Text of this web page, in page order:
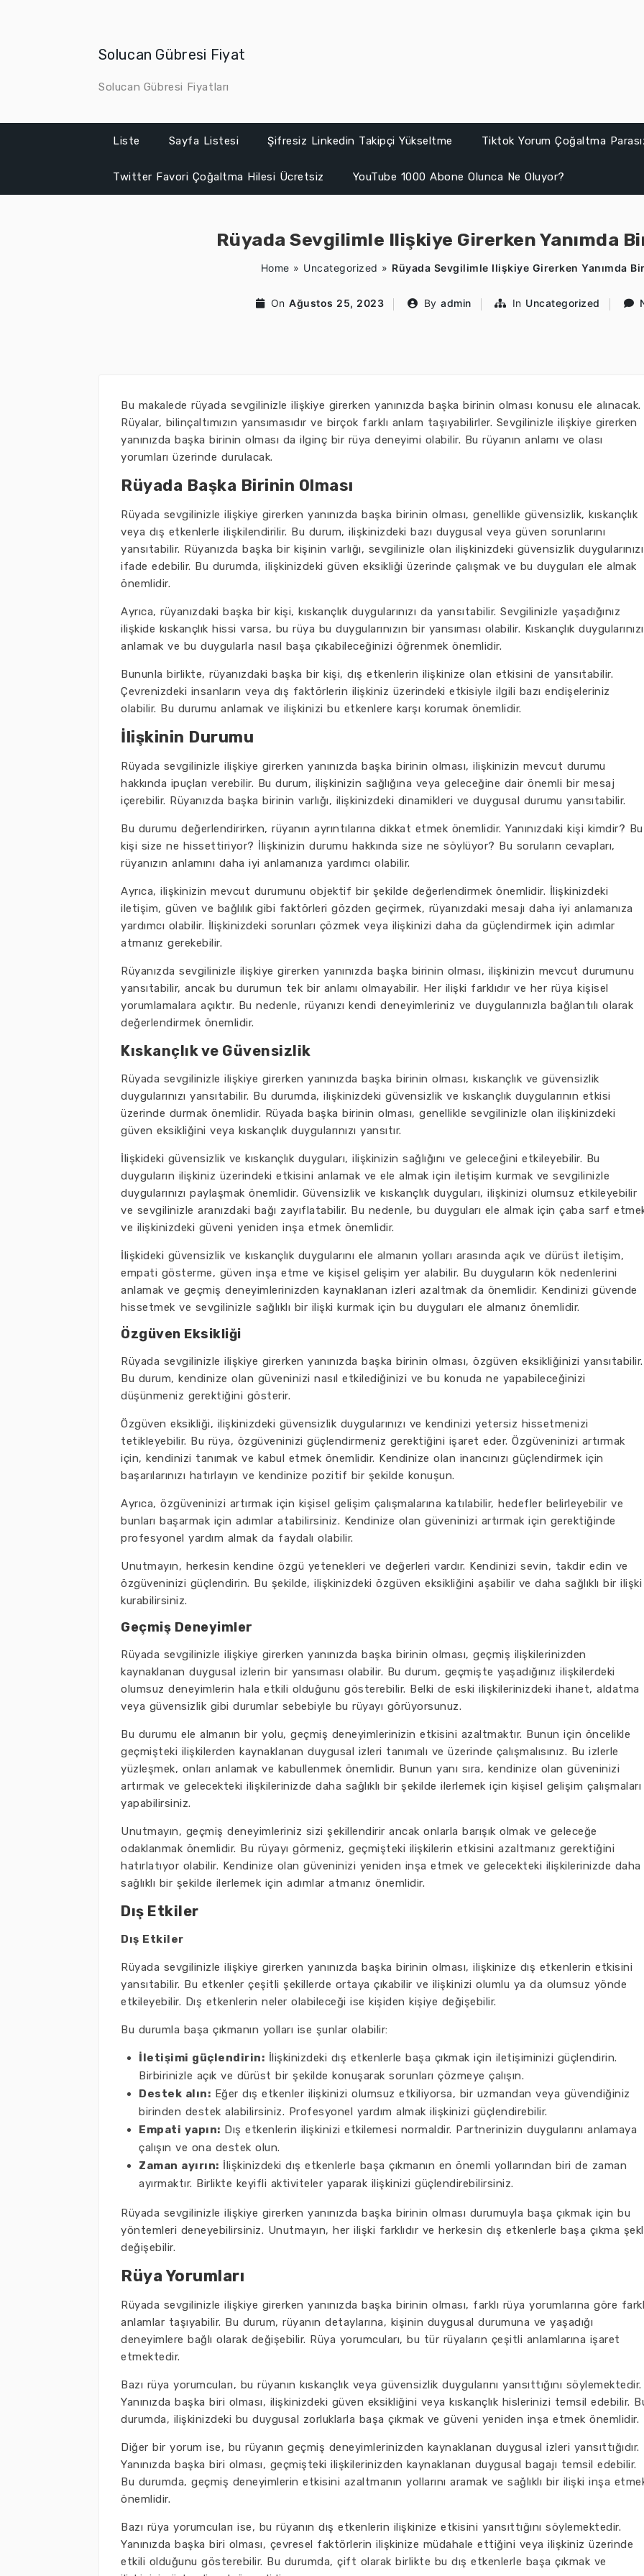
Solucan Gübresi Fiyat
Solucan Gübresi Fiyatları
Liste Sayfa Listesi Şifresiz Linkedin Takipçi Yükseltme Tiktok Yorum Çoğaltma
Twitter Favori Çoğaltma Hilesi Ücretsiz YouTube 1000 Abone Olunca Ne Oluyor?
Rüyada Sevgilimle Ilişkiye Girerken Yanımda
Home » Uncategorized » Rüyada Sevgilimle Ilişkiye Girerken Yanımda
On Ağustos 25, 2023 By admin In Uncategorized
Bu makalede rüyada sevgilinizle ilişkiye girerken yanınızda başka birinin olması konusu ele alınacak.
Rüyalar, bilinçaltımızın yansımasıdır ve birçok farklı anlam taşıyabilirler. Sevgilinizle ilişkiye girerken
yanınızda başka birinin olması da ilginç bir rüya deneyimi olabilir. Bu rüyanın anlamı ve olası
yorumları üzerinde durulacak.
Rüyada Başka Birinin Olması
Rüyada sevgilinizle ilişkiye girerken yanınızda başka birinin olması, genellikle güvensizlik, kıskançlık
veya dış etkenlerle ilişkilendirilir. Bu durum, ilişkinizdeki bazı duygusal veya güven sorunlarını
yansıtabilir. Rüyanızda başka bir kişinin varlığı, sevgilinizle olan ilişkinizdeki güvensizlik duygularınızı
ifade edebilir. Bu durumda, ilişkinizdeki güven eksikliği üzerinde çalışmak ve bu duyguları ele almak
önemlidir.
Ayrıca, rüyanızdaki başka bir kişi, kıskançlık duygularınızı da yansıtabilir. Sevgilinizle yaşadığınız
ilişkide kıskançlık hissi varsa, bu rüya bu duygularınızın bir yansıması olabilir. Kıskançlık duygularınızı
anlamak ve bu duygularla nasıl başa çıkabileceğinizi öğrenmek önemlidir.
Bununla birlikte, rüyanızdaki başka bir kişi, dış etkenlerin ilişkinize olan etkisini de yansıtabilir.
Çevrenizdeki insanların veya dış faktörlerin ilişkiniz üzerindeki etkisiyle ilgili bazı endişeleriniz
olabilir. Bu durumu anlamak ve ilişkinizi bu etkenlere karşı korumak önemlidir.
İlişkinin Durumu
Rüyada sevgilinizle ilişkiye girerken yanınızda başka birinin olması, ilişkinizin mevcut durumu
hakkında ipuçları verebilir. Bu durum, ilişkinizin sağlığına veya geleceğine dair önemli bir mesaj
içerebilir. Rüyanızda başka birinin varlığı, ilişkinizdeki dinamikleri ve duygusal durumu yansıtabilir.
Bu durumu değerlendirirken, rüyanın ayrıntılarına dikkat etmek önemlidir. Yanınızdaki kişi kimdir? Bu
kişi size ne hissettiriyor? İlişkinizin durumu hakkında size ne söylüyor? Bu soruların cevapları,
rüyanızın anlamını daha iyi anlamanıza yardımcı olabilir.
Ayrıca, ilişkinizin mevcut durumunu objektif bir şekilde değerlendirmek önemlidir. İlişkinizdeki
iletişim, güven ve bağlılık gibi faktörleri gözden geçirmek, rüyanızdaki mesajı daha iyi anlamanıza
yardımcı olabilir. İlişkinizdeki sorunları çözmek veya ilişkinizi daha da güçlendirmek için adımlar
atmanız gerekebilir.
Rüyanızda sevgilinizle ilişkiye girerken yanınızda başka birinin olması, ilişkinizin mevcut durumunu
yansıtabilir, ancak bu durumun tek bir anlamı olmayabilir. Her ilişki farklıdır ve her rüya kişisel
yorumlamalara açıktır. Bu nedenle, rüyanızı kendi deneyimleriniz ve duygularınızla bağlantılı olarak
değerlendirmek önemlidir.
Kıskançlık ve Güvensizlik
Rüyada sevgilinizle ilişkiye girerken yanınızda başka birinin olması, kıskançlık ve güvensizlik
duygularınızı yansıtabilir. Bu durumda, ilişkinizdeki güvensizlik ve kıskançlık duygularının etkisi
üzerinde durmak önemlidir. Rüyada başka birinin olması, genellikle sevgilinizle olan ilişkinizdeki
güven eksikliğini veya kıskançlık duygularınızı yansıtır.
İlişkideki güvensizlik ve kıskançlık duyguları, ilişkinizin sağlığını ve geleceğini etkileyebilir. Bu
duyguların ilişkiniz üzerindeki etkisini anlamak ve ele almak için iletişim kurmak ve sevgilinizle
duygularınızı paylaşmak önemlidir. Güvensizlik ve kıskançlık duyguları, ilişkinizi olumsuz etkileyebilir
ve sevgilinizle aranızdaki bağı zayıflatabilir. Bu nedenle, bu duyguları ele almak için çaba sarf
ve ilişkinizdeki güveni yeniden inşa etmek önemlidir.
İlişkideki güvensizlik ve kıskançlık duygularını ele almanın yolları arasında açık ve dürüst iletişim,
empati gösterme, güven inşa etme ve kişisel gelişim yer alabilir. Bu duyguların kök nedenlerini
anlamak ve geçmiş deneyimlerinizden kaynaklanan izleri azaltmak da önemlidir. Kendinizi güvende
hissetmek ve sevgilinizle sağlıklı bir ilişki kurmak için bu duyguları ele almanız önemlidir.
Özgüven Eksikliği
Rüyada sevgilinizle ilişkiye girerken yanınızda başka birinin olması, özgüven eksikliğinizi yansıtabilir.
Bu durum, kendinize olan güveninizi nasıl etkilediğinizi ve bu konuda ne yapabileceğinizi
düşünmeniz gerektiğini gösterir.
Özgüven eksikliği, ilişkinizdeki güvensizlik duygularınızı ve kendinizi yetersiz hissetmenizi
tetikleyebilir. Bu rüya, özgüveninizi güçlendirmeniz gerektiğini işaret eder. Özgüveninizi artırmak
için, kendinizi tanımak ve kabul etmek önemlidir. Kendinize olan inancınızı güçlendirmek için
başarılarınızı hatırlayın ve kendinize pozitif bir şekilde konuşun.
Ayrıca, özgüveninizi artırmak için kişisel gelişim çalışmalarına katılabilir, hedefler belirleyebilir ve
bunları başarmak için adımlar atabilirsiniz. Kendinize olan güveninizi artırmak için gerektiğinde
profesyonel yardım almak da faydalı olabilir.
Unutmayın, herkesin kendine özgü yetenekleri ve değerleri vardır. Kendinizi sevin, takdir edin ve
özgüveninizi güçlendirin. Bu şekilde, ilişkinizdeki özgüven eksikliğini aşabilir ve daha sağlıklı bir ilişki
kurabilirsiniz.
Geçmiş Deneyimler
Rüyada sevgilinizle ilişkiye girerken yanınızda başka birinin olması, geçmiş ilişkilerinizden
kaynaklanan duygusal izlerin bir yansıması olabilir. Bu durum, geçmişte yaşadığınız ilişkilerdeki
olumsuz deneyimlerin hala etkili olduğunu gösterebilir. Belki de eski ilişkilerinizdeki ihanet, aldatma
veya güvensizlik gibi durumlar sebebiyle bu rüyayı görüyorsunuz.
Bu durumu ele almanın bir yolu, geçmiş deneyimlerinizin etkisini azaltmaktır. Bunun için öncelikle
geçmişteki ilişkilerden kaynaklanan duygusal izleri tanımalı ve üzerinde çalışmalısınız. Bu izlerle
yüzleşmek, onları anlamak ve kabullenmek önemlidir. Bunun yanı sıra, kendinize olan güveninizi
artırmak ve gelecekteki ilişkilerinizde daha sağlıklı bir şekilde ilerlemek için kişisel gelişim çalışmaları
yapabilirsiniz.
Unutmayın, geçmiş deneyimleriniz sizi şekillendirir ancak onlarla barışık olmak ve geleceğe
odaklanmak önemlidir. Bu rüyayı görmeniz, geçmişteki ilişkilerin etkisini azaltmanız gerektiğini
hatırlatıyor olabilir. Kendinize olan güveninizi yeniden inşa etmek ve gelecekteki ilişkilerinizde daha
sağlıklı bir şekilde ilerlemek için adımlar atmanız önemlidir.
Dış Etkiler
Dış Etkiler
Rüyada sevgilinizle ilişkiye girerken yanınızda başka birinin olması, ilişkinize dış etkenlerin etkisini
yansıtabilir. Bu etkenler çeşitli şekillerde ortaya çıkabilir ve ilişkinizi olumlu ya da olumsuz yönde
etkileyebilir. Dış etkenlerin neler olabileceği ise kişiden kişiye değişebilir.
Bu durumla başa çıkmanın yolları ise şunlar olabilir:
İletişimi güçlendirin: İlişkinizdeki dış etkenlerle başa çıkmak için iletişiminizi güçlendirin.
Birbirinizle açık ve dürüst bir şekilde konuşarak sorunları çözmeye çalışın.
Destek alın: Eğer dış etkenler ilişkinizi olumsuz etkiliyorsa, bir uzmandan veya güvendiğiniz
birinden destek alabilirsiniz. Profesyonel yardım almak ilişkinizi güçlendirebilir.
Empati yapın: Dış etkenlerin ilişkinizi etkilemesi normaldir. Partnerinizin duygularını anlamaya
çalışın ve ona destek olun.
Zaman ayırın: İlişkinizdeki dış etkenlerle başa çıkmanın en önemli yollarından biri de zaman
ayırmaktır. Birlikte keyifli aktiviteler yaparak ilişkinizi güçlendirebilirsiniz.
Rüyada sevgilinizle ilişkiye girerken yanınızda başka birinin olması durumuyla başa çıkmak için bu
yöntemleri deneyebilirsiniz. Unutmayın, her ilişki farklıdır ve herkesin dış etkenlerle başa çıkma
değişebilir.
Rüya Yorumları
Rüyada sevgilinizle ilişkiye girerken yanınızda başka birinin olması, farklı rüya yorumlarına göre
anlamlar taşıyabilir. Bu durum, rüyanın detaylarına, kişinin duygusal durumuna ve yaşadığı
deneyimlere bağlı olarak değişebilir. Rüya yorumcuları, bu tür rüyaların çeşitli anlamlarına işaret
etmektedir.
Bazı rüya yorumcuları, bu rüyanın kıskançlık veya güvensizlik duygularını yansıttığını söylemektedir.
Yanınızda başka biri olması, ilişkinizdeki güven eksikliğini veya kıskançlık hislerinizi temsil edebilir.
durumda, ilişkinizdeki bu duygusal zorluklarla başa çıkmak ve güveni yeniden inşa etmek önemlidir.
Diğer bir yorum ise, bu rüyanın geçmiş deneyimlerinizden kaynaklanan duygusal izleri yansıttığıdır.
Yanınızda başka biri olması, geçmişteki ilişkilerinizden kaynaklanan duygusal bagajı temsil edebilir.
Bu durumda, geçmiş deneyimlerin etkisini azaltmanın yollarını aramak ve sağlıklı bir ilişki inşa
önemlidir.
Bazı rüya yorumcuları ise, bu rüyanın dış etkenlerin ilişkinize etkisini yansıttığını söylemektedir.
Yanınızda başka biri olması, çevresel faktörlerin ilişkinize müdahale ettiğini veya ilişkiniz üzerinde
etkili olduğunu gösterebilir. Bu durumda, çift olarak birlikte bu dış etkenlerle başa çıkmak ve